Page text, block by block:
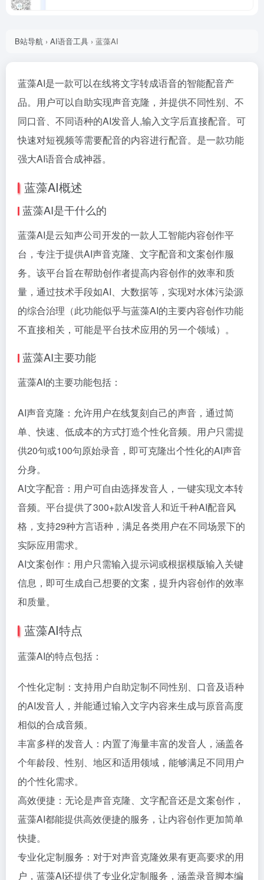
B站导航 › AI语音工具 › 蓝藻AI
蓝藻AI是一款可以在线将文字转成语音的智能配音产
品。用户可以自助实现声音克隆，并提供不同性别、不
同口音、不同语种的AI发音人,输入文字后直接配音。可
快速对短视频等需要配音的内容进行配音。是一款功能
强大AI语音合成神器。
蓝藻AI概述
蓝藻AI是干什么的
蓝藻AI是云知声公司开发的一款人工智能内容创作平
台，专注于提供AI声音克隆、文字配音和文案创作服
务。该平台旨在帮助创作者提高内容创作的效率和质
量，通过技术手段如AI、大数据等，实现对水体污染源
的综合治理（此功能似乎与蓝藻AI的主要内容创作功能
不直接相关，可能是平台技术应用的另一个领域）。
蓝藻AI主要功能
蓝藻AI的主要功能包括：
AI声音克隆：允许用户在线复刻自己的声音，通过简
单、快速、低成本的方式打造个性化音频。用户只需提
供20句或100句原始录音，即可克隆出个性化的AI声音
分身。
AI文字配音：用户可自由选择发音人，一键实现文本转
音频。平台提供了300+款AI发音人和近千种AI配音风
格，支持29种方言语种，满足各类用户在不同场景下的
实际应用需求。
AI文案创作：用户只需输入提示词或根据模版输入关键
信息，即可生成自己想要的文案，提升内容创作的效率
和质量。
蓝藻AI特点
蓝藻AI的特点包括：
个性化定制：支持用户自助定制不同性别、口音及语种
的AI发音人，并能通过输入文字内容来生成与原音高度
相似的合成音频。
丰富多样的发音人：内置了海量丰富的发音人，涵盖各
个年龄段、性别、地区和适用领域，能够满足不同用户
的个性化需求。
高效便捷：无论是声音克隆、文字配音还是文案创作，
蓝藻AI都能提供高效便捷的服务，让内容创作更加简单
快捷。
专业化定制服务：对于对声音克隆效果有更高要求的用
户，蓝藻AI还提供了专业化定制服务，涵盖录音脚本编